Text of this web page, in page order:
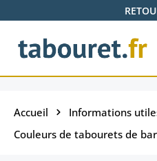
Passer au contenu principal
Accueil
Informations
Couleurs de tabourets de bar